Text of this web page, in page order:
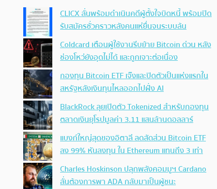
CLICX ลั่นพร้อมดำเนินคดีผู้ตั้งใจบิดหนี้ พร้อมปิด
รับสมัครชั่วคราวหลังคนแห่ยื่นจนระบบล้น
Coldcard เตือนผู้ใช้งานรีบย้าย Bitcoin ด่วน หลัง
ช่องโหว่ยังอุดไม่ได้ และถูกเจาะต่อเนื่อง
กองทุน Bitcoin ETF เจ๊งและปิดตัวเป็นแห่งแรกใน
สหรัฐหลังเงินทุนไหลออกไปฝั่ง AI
BlackRock ลุยเปิดตัว Tokenized สำหรับกองทุน
ตลาดเงินยุโรปมูลค่า 3.11 แสนล้านดอลลาร์
แบงก์ใหญ่สุดของอิตาลี ลดสัดส่วน Bitcoin ETF
ลง 99% หันลงทุน ใน Ethereum แทนถึง 3 เท่า
Charles Hoskinson ปลุกพลังคอมมูฯ Cardano
ลั่นต้องการพา ADA กลับมาเป็นผู้ชนะ